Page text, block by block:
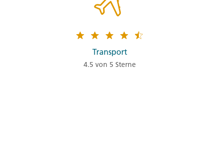
Transport
4.5 von 5 Sterne